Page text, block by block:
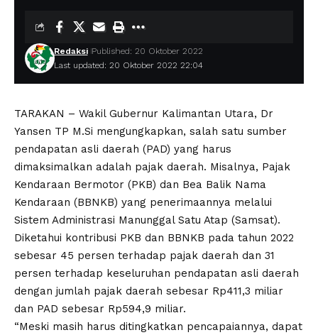
Last updated: 20 Oktober 2022 22:04
Redaksi Published: 20 Oktober 2022
TARAKAN – Wakil Gubernur Kalimantan Utara, Dr
Yansen TP M.Si mengungkapkan, salah satu sumber
pendapatan asli daerah (PAD) yang harus
dimaksimalkan adalah pajak daerah. Misalnya, Pajak
Kendaraan Bermotor (PKB) dan Bea Balik Nama
Kendaraan (BBNKB) yang penerimaannya melalui
Sistem Administrasi Manunggal Satu Atap (Samsat).
Diketahui kontribusi PKB dan BBNKB pada tahun 2022
sebesar 45 persen terhadap pajak daerah dan 31
persen terhadap keseluruhan pendapatan asli daerah
dengan jumlah pajak daerah sebesar Rp411,3 miliar
dan PAD sebesar Rp594,9 miliar.
“Meski masih harus ditingkatkan pencapaiannya, dapat